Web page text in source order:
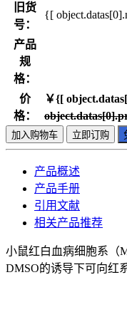
旧货
号：
{[
产品
规
格：
价
格：
￥{[
加入购物车 立即订购
产品概述
产品手册
引用文献
相关产品推荐
小鼠红白血病细胞系（
DMSO的诱导下可向红